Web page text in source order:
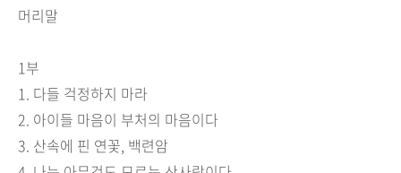
머리말
1부
1. 다들 걱정하지 마라
2. 아이들 마음이 부처의 마음이다
3. 산속에 핀 연꽃, 백련암